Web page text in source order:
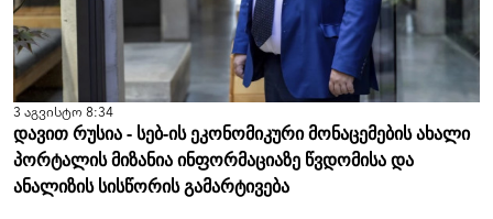
3 აგვისტო 8:34
დავით რუსია - სებ-ის ეკონომიკური მონაცემების ახალი
პორტალის მიზანია ინფორმაციაზე წვდომისა და
ანალიზის სისწორის გამარტივება